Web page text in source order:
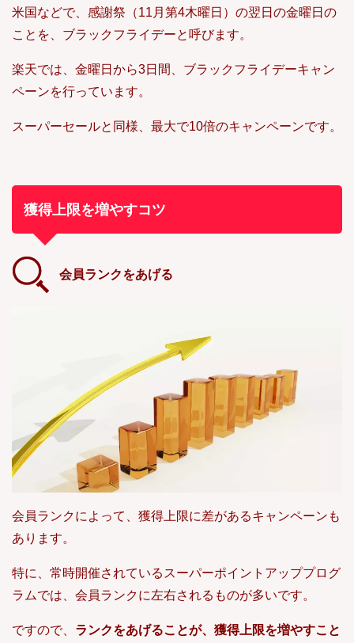
米国などで、感謝祭（11月第4木曜日）の翌日の金曜日の
ことを、ブラックフライデーと呼びます。
楽天では、金曜日から3日間、ブラックフライデーキャン
ペーンを行っています。
スーパーセールと同様、最大で10倍のキャンペーンです。
獲得上限を増やすコツ
会員ランクをあげる
会員ランクによって、獲得上限に差があるキャンペーンも
あります。
特に、常時開催されているスーパーポイントアッププログ
ラムでは、会員ランクに左右されるものが多いです。
ですので、 ランクをあげることが、獲得上限を増やすこと